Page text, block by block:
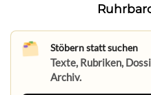
Stöbern statt suchen
Texte, Rubriken,
Archiv.